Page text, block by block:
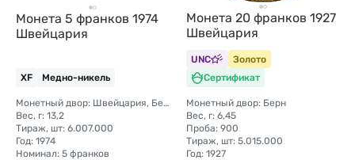
Монета 5 франков 1974
Швейцария
XF Медно-никель
Монетный двор: Швейцария, Берн
Вес, г: 13,2
Тираж, шт: 6.007.000
Год: 1974
Номинал: 5 франков
Монета 20 франков 1927
Швейцария
UNC
Золото
Сертификат
Монетный двор: Берн
Вес, г: 6,45
Проба: 900
Тираж, шт: 5.015.000
Год: 1927